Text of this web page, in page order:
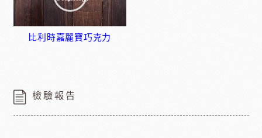
比利時嘉麗寶巧克力
檢驗報告